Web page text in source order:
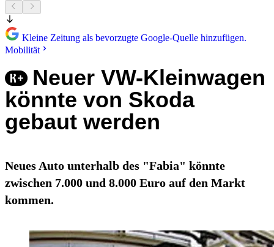
Kleine Zeitung als bevorzugte Google-Quelle hinzufügen.
Mobilität
Neuer VW-Kleinwagen
könnte von Skoda
gebaut werden
Neues Auto unterhalb des "Fabia" könnte
zwischen 7.000 und 8.000 Euro auf den Markt
kommen.